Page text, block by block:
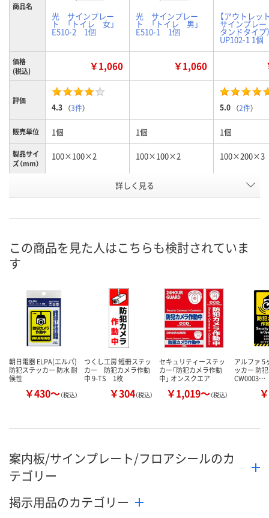
商品名
光 サインプレー
ト 「トイレ 女」
E510-2 1個
光 サインプレー
ト 「トイレ 男」
E510-1 1個
【アウトレッ
サインプレー
タンドタイプ
UP102-1 1個
価格
(税込)
￥1,060 ￥1,060
評価
4.3 （3件） 5.0 （2件）
販売単位 1個 1個 1個
製品サイ
ズ（mm）
100×100×2 100×100×2 100×200×3
男
スタンドタ
付
お申込番
在庫 あり 6点 4点
数量
カゴへ カゴへ
数量
カ
詳しく見る
この商品を見た人はこちらも検討されていま
す
朝日電器 ELPA(エルパ)
防犯ステッカー 防水 耐
候性
￥430～（税込）
つくし工房 短冊ステッ
カー 防犯カメラ作動
中 9-TS 1枚
￥304（税込）
セキュリティーステッ
カー「防犯カメラ作動
中」 オンスクエア
￥1,019～（税込）
アルファ 5
ッカー 防
CW0003…
案内板/サインプレート/フロアシールのカ
テゴリー
掲示用品のカテゴリー